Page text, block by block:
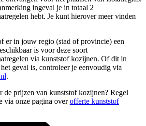
ingeval je in totaal 2
hebt. Je kunt hierover meer vinden
er in jouw regio (stad of provincie) een
is voor deze soort
via kunststof kozijnen. Of dit in
geval is, controleer je eenvoudig via
.
de prijzen van kunststof kozijnen? Regel
via onze pagina overofferte kunststof